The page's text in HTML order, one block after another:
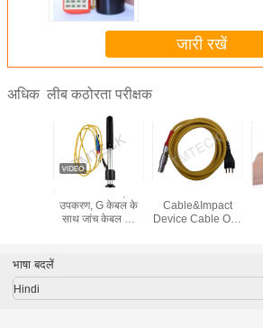
जारी रखें
अधिक लीब कठोरता परीक्षक
G केबल के साथ प्रभाव
उपकरण, G केबल के
साथ जांच केबल की
Cable&Impact
Device Cable Of 4
Hardness Tester
भाषा बदलें
Hindi